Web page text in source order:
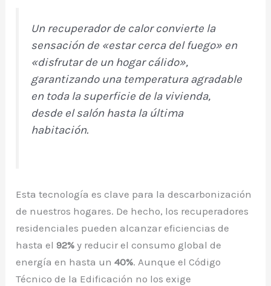
Un recuperador de calor convierte la
sensación de «estar cerca del fuego» en
«disfrutar de un hogar cálido»,
garantizando una temperatura agradable
en toda la superficie de la vivienda,
desde el salón hasta la última
habitación.
Esta tecnología es clave para la descarbonización
de nuestros hogares. De hecho, los recuperadores
residenciales pueden alcanzar eficiencias de
hasta el92% y reducir el consumo global de
energía en hasta un40%. Aunque el Código
Técnico de la Edificación no los exige